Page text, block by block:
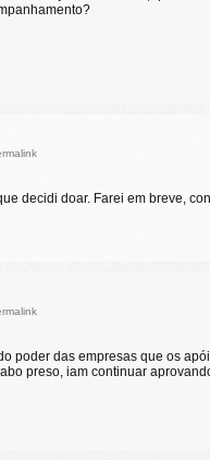
decidi doar. Farei em breve,
poder das empresas que os
preso, iam continuar